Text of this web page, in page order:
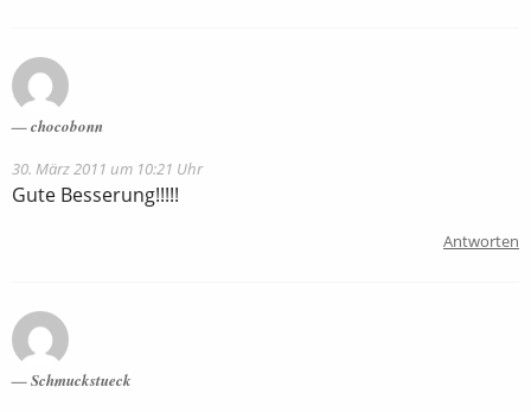
chocobonn
30. März 2011 um 10:21 Uhr
Gute Besserung!!!!!
Antworten
Schmuckstueck